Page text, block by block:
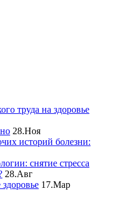
труда на здоровье
28.Ноя
историй болезни:
снятие стресса
28.Авг
17.Мар